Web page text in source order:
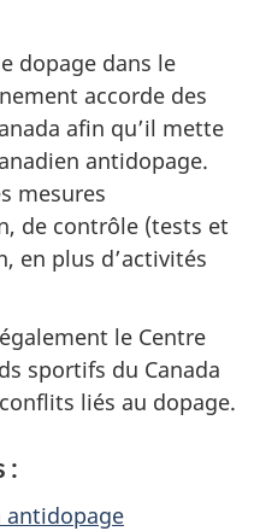
dopage dans le
accorde des
afin qu’il mette
antidopage.
mesures
de contrôle (tests et
en plus d’activités
le Centre
sportifs du Canada
conflits liés au dopage.
:
antidopage